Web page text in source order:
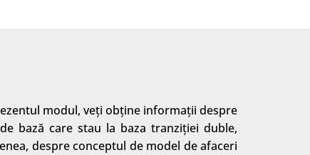
modul, veți obține informații despre
bază care stau la baza tranziției duble,
despre conceptul de model de afaceri